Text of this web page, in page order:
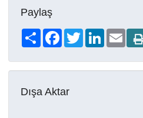
Paylaş
Share FacebookTwitterLinkedIn
Email
Dışa Aktar